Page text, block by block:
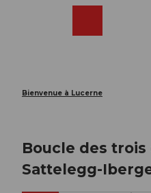
Bienvenue à Lucerne
Boucle des trois
Sattelegg-